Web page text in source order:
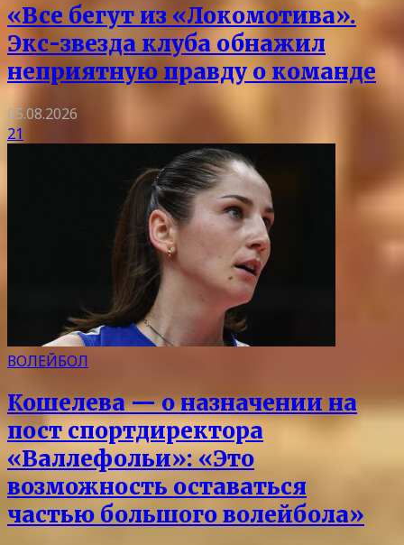
«Все бегут из «Локомотива».
Экс-звезда клуба обнажил
неприятную правду о команде
05.08.2026
21
ВОЛЕЙБОЛ
Кошелева — о назначении на
пост спортдиректора
«Валлефольи»: «Это
возможность оставаться
частью большого волейбола»